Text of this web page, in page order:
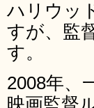
ハリウッ
すが、監
す。
2008年、
映画監督